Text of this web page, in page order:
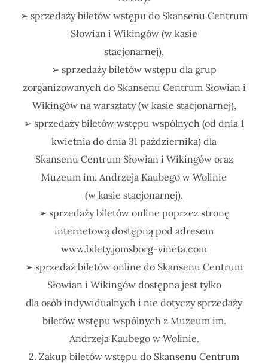
➢ sprzedaży biletów wstępu do Skansenu Centrum
Słowian i Wikingów (w kasie
stacjonarnej),
➢ sprzedaży biletów wstępu dla grup
zorganizowanych do Skansenu Centrum Słowian i
Wikingów na warsztaty (w kasie stacjonarnej),
➢ sprzedaży biletów wstępu wspólnych (od dnia 1
kwietnia do dnia 31 października) dla
Skansenu Centrum Słowian i Wikingów oraz
Muzeum im. Andrzeja Kaubego w Wolinie
(w kasie stacjonarnej),
➢ sprzedaży biletów online poprzez stronę
internetową dostępną pod adresem
www.bilety.jomsborg-vineta.com
➢ sprzedaż biletów online do Skansenu Centrum
Słowian i Wikingów dostępna jest tylko
dla osób indywidualnych i nie dotyczy sprzedaży
biletów wstępu wspólnych z Muzeum im.
Andrzeja Kaubego w Wolinie.
2. Zakup biletów wstępu do Skansenu Centrum